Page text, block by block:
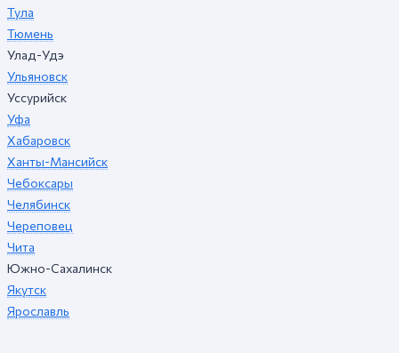
Тула
Тюмень
Улад-Удэ
Ульяновск
Уссурийск
Уфа
Хабаровск
Ханты-Мансийск
Чебоксары
Челябинск
Череповец
Чита
Южно-Сахалинск
Якутск
Ярославль